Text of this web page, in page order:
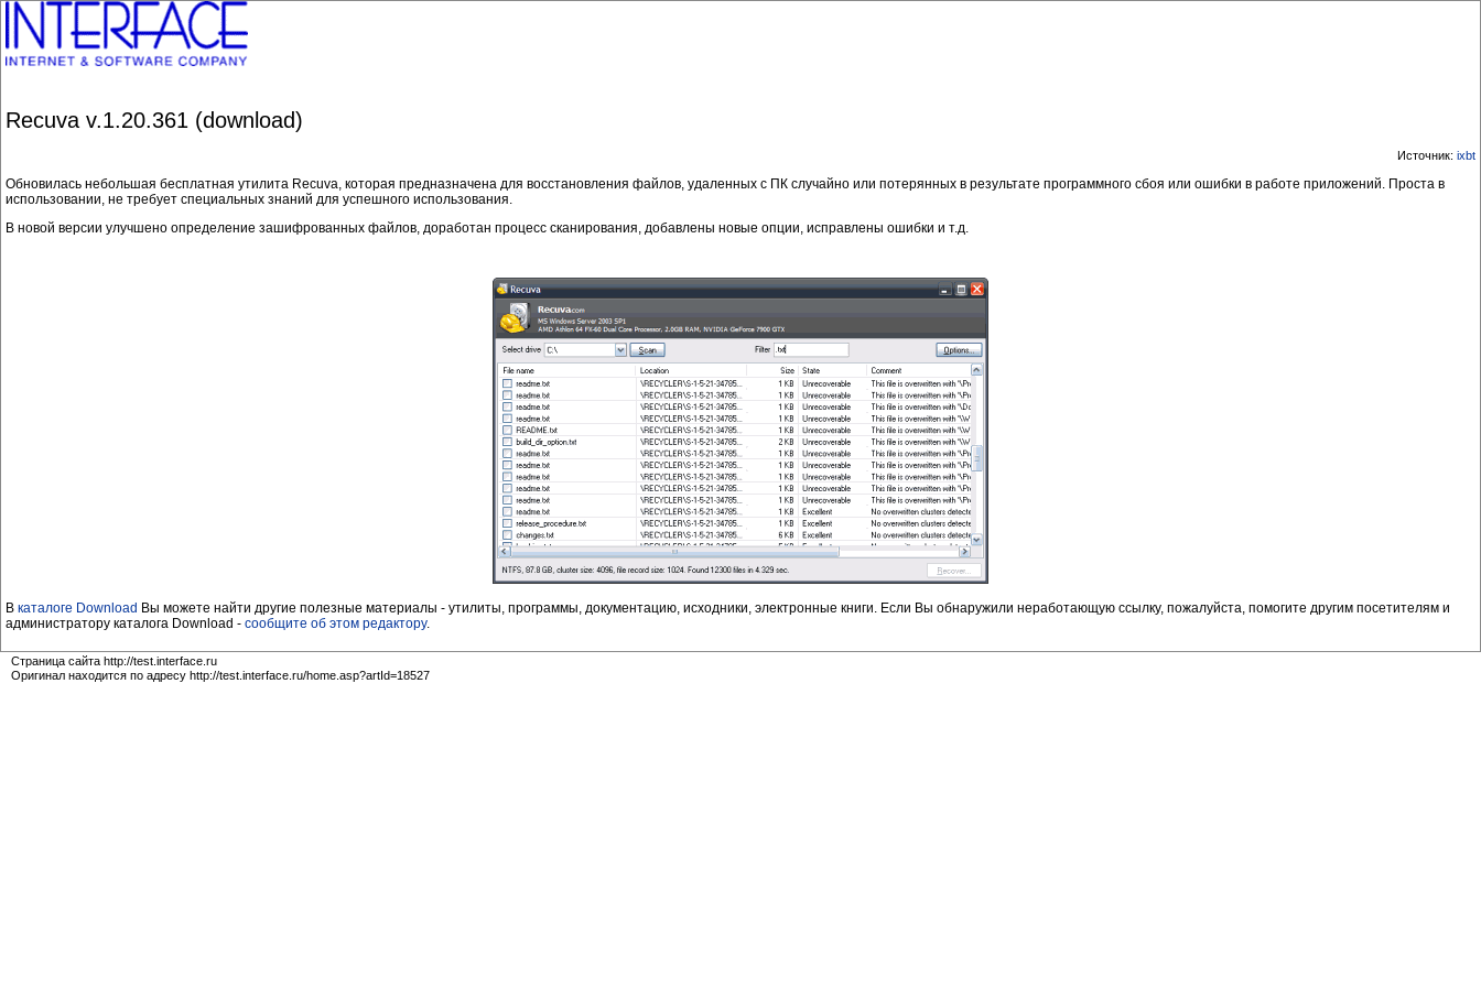
Recuva v.1.20.361 (download)
Источник: ixbt
Обновилась небольшая бесплатная утилита Recuva, которая предназначена для восстановления файлов, удаленных с ПК случайно или потерянных в результате программного сбоя или ошибки в работе приложений. Проста в
использовании, не требует специальных знаний для успешного использования.
В новой версии улучшено определение зашифрованных файлов, доработан процесс сканирования, добавлены новые опции, исправлены ошибки и т.д.
В каталоге Download Вы можете найти другие полезные материалы - утилиты, программы, документацию, исходники, электронные книги. Если Вы обнаружили неработающую ссылку, пожалуйста, помогите другим посетителям и
администратору каталога Download - сообщите об этом редактору.
Страница сайта http://test.interface.ru
Оригинал находится по адресу http://test.interface.ru/home.asp?artId=18527